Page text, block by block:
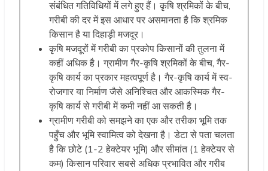
संबंधित गतिविधियों में लगे हुए हैं। कृषि श्रमिकों के बीच,
गरीबी की दर में इस आधार पर असमानता है कि श्रमिक
किसान है या दिहाड़ी मजदूर।
कृषि मजदूरों में गरीबी का प्रकोप किसानों की तुलना में
कहीं अधिक है। ग्रामीण गैर-कृषि श्रमिकों के बीच, गैर-
कृषि कार्य का प्रकार महत्वपूर्ण है। गैर-कृषि कार्य में स्व-
रोजगार या निर्माण जैसे अनिश्चित और आकस्मिक गैर-
कृषि कार्य से गरीबी में कमी नहीं आ सकती है।
ग्रामीण गरीबी को समझने का एक और तरीका भूमि तक
पहुँच और भूमि स्वामित्व को देखना है। डेटा से पता चलता
है कि छोटे (1-2 हेक्टेयर भूमि) और सीमांत (1 हेक्टेयर से
कम) किसान परिवार सबसे अधिक प्रभावित और गरीब